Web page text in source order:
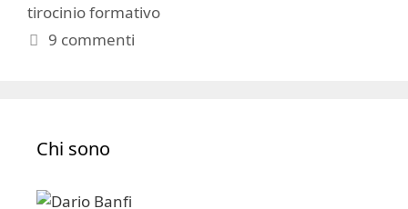
tirocinio formativo
9 commenti
Chi sono